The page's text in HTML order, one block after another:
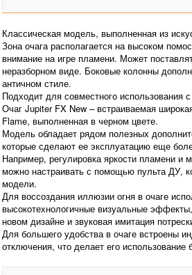
Классическая модель, выполненная из
Зона очага располагается на высоком
внимание на игре пламени. Может
неразборном виде. Боковые колонны
античном стиле.
Подходит для совместного использования
Очаг Jupiter FX New – встраиваемая
Flame, выполненная в черном цвете.
Модель обладает рядом полезных
которые сделают ее эксплуатацию еще
Например, регулировка яркости пламени и
можно настраивать с помощью пульта ДУ,
модели.
Для воссоздания иллюзии огня в очаге
высокотехнологичные визуальные
новом дизайне и звуковая имитация
Для большего удобства в очаге встроены
отключения, что делает его использование